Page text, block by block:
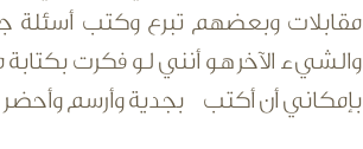
مقابلات وبعضهم تبرع وكتب أسئلة
والشيء الآخر هو أنني لو فكرت
بإمكاني أن أكتب بجدية وأرسم وأحضر